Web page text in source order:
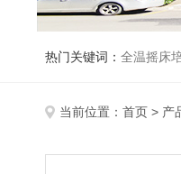
热门关键词： 全温摇床
当前位置： 首页 > 产